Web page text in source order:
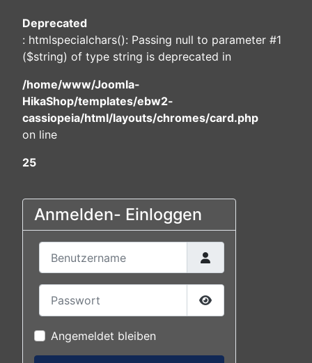
Deprecated
: htmlspecialchars(): Passing null to parameter #1
($string) of type string is deprecated in
/home/www/Joomla-
HikaShop/templates/ebw2-
cassiopeia/html/layouts/chromes/card.php
on line
25
Anmelden- Einloggen
Passwort anzeigen
Angemeldet bleiben